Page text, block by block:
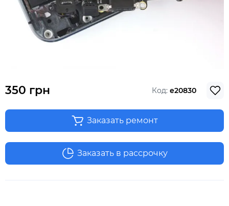
350 грн Код: e20830
Заказать ремонт
Заказать в рассрочку